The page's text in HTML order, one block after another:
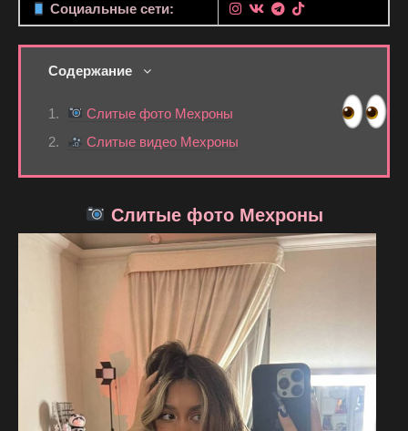
Социальные сети:
Содержание
Слитые фото Мехроны
Слитые видео Мехроны
Слитые фото Мехроны